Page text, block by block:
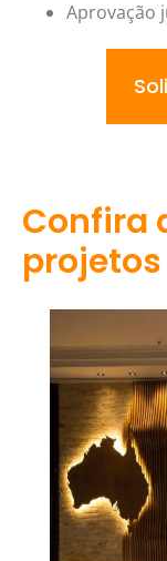
Aprovação
Confira
projetos